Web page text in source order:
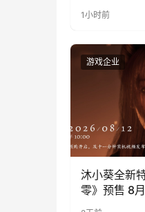
1小时前
游戏企业
沐小葵全新
零》预售 8